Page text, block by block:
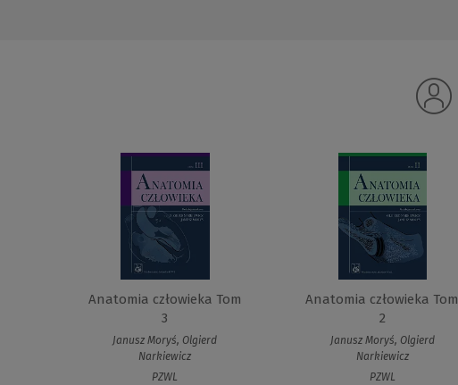
Anatomia człowieka Tom
3
Janusz Moryś, Olgierd
Narkiewicz
PZWL
Anatomia człowieka Tom
2
Janusz Moryś, Olgierd
Narkiewicz
PZWL